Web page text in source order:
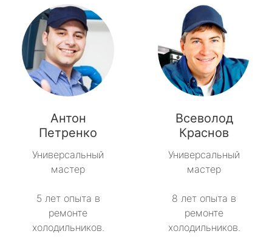
Антон
Петренко
Универсальный
мастер
5 лет опыта в
ремонте
холодильников.
Всеволод
Краснов
Универсальный
мастер
8 лет опыта в
ремонте
холодильников.